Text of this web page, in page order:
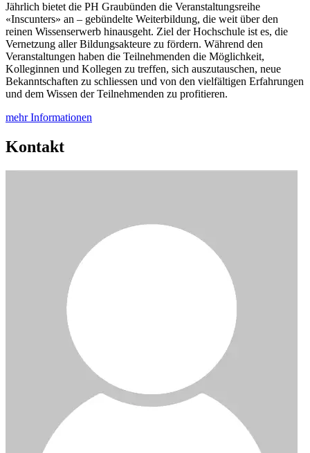
Jährlich bietet die PH Graubünden die Veranstaltungsreihe
«Inscunters» an – gebündelte Weiterbildung, die weit über den
reinen Wissenserwerb hinausgeht. Ziel der Hochschule ist es, die
Vernetzung aller Bildungsakteure zu fördern. Während den
Veranstaltungen haben die Teilnehmenden die Möglichkeit,
Kolleginnen und Kollegen zu treffen, sich auszutauschen, neue
Bekanntschaften zu schliessen und von den vielfältigen Erfahrungen
und dem Wissen der Teilnehmenden zu profitieren.
mehr Informationen
Kontakt